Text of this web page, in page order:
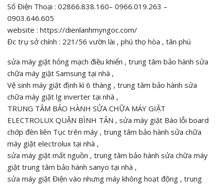
Số Điện Thoại : 02866.838.160– 0966.019.263 –
0903.646.605
website : https://dienlanhmyngoc.com/
Đc trụ sở chính : 221/56 vườn lài , phú thọ hòa , tân phú
sửa máy giặt hỏng mạch điều khiển , trung tâm bảo hành sửa
chữa máy giặt Samsung tại nhà ,
Vệ sinh máy giặt định kì 6 tháng , trung tâm bảo hành sửa
chữa máy giặt lg inverter tại nhà ,
TRUNG TÂM BẢO HÀNH SỬA CHỮA MÁY GIẶT
ELECTROLUX QUẬN BÌNH TÂN , sửa máy giặt Báo lỗi board
chớp đèn liên Tục trên máy , trung tâm bảo hành sửa chữa
máy giặt electrolux tại nhà ,
sửa máy giặt mất nguồn , trung tâm bảo hành sửa chữa máy
giặt trung tâm bảo hành sanyo tại nhà ,
sửa máy giặt Điện vào nhưng máy không hoạt động , trung